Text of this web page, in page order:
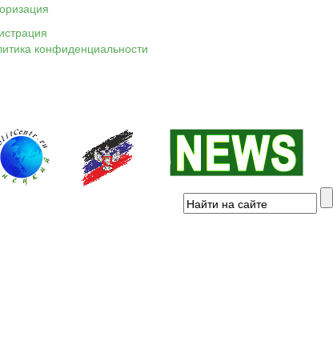
конфиденциальности